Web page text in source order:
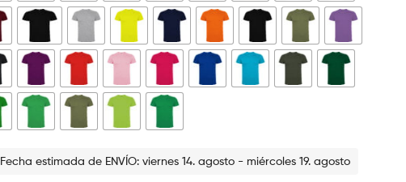
Fecha estimada de ENVÍO: viernes 14. agosto - miércoles 19. agosto